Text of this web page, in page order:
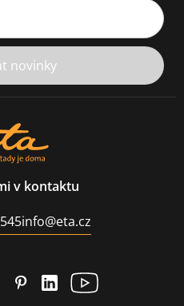
novinky
v kontaktu
info@eta.cz